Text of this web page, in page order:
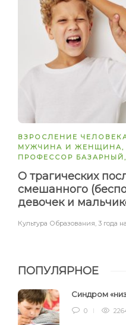
ВЗРОСЛЕНИЕ
МУЖЧИНА И ЖЕНЩИНА,
ПРОФЕССОР БАЗАРНЫЙ,
О трагических
смешанного
девочек и
Культура Образования, 3 года
ПОПУЛЯРНОЕ
Синдром
0